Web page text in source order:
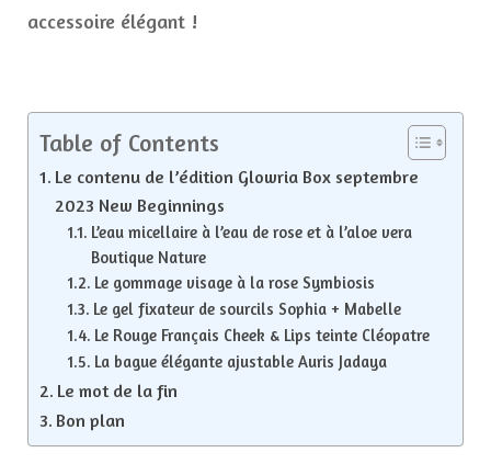
accessoire élégant !
Table of Contents
Le contenu de l’édition Glowria Box septembre
2023 New Beginnings
L’eau micellaire à l’eau de rose et à l’aloe vera
Boutique Nature
Le gommage visage à la rose Symbiosis
Le gel fixateur de sourcils Sophia + Mabelle
Le Rouge Français Cheek & Lips teinte Cléopatre
La bague élégante ajustable Auris Jadaya
Le mot de la fin
Bon plan